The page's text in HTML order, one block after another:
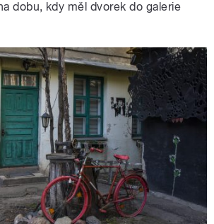
dobu, kdy měl dvorek do galerie